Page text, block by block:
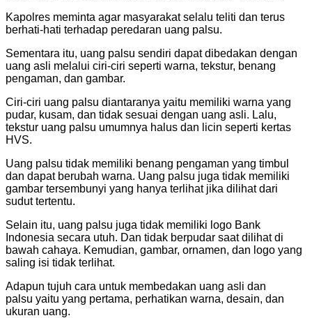
Kapolres meminta agar masyarakat selalu teliti dan terus
berhati-hati terhadap peredaran uang palsu.
Sementara itu, uang palsu sendiri dapat dibedakan dengan
uang asli melalui ciri-ciri seperti warna, tekstur, benang
pengaman, dan gambar.
Ciri-ciri uang palsu diantaranya yaitu memiliki warna yang
pudar, kusam, dan tidak sesuai dengan uang asli. Lalu,
tekstur uang palsu umumnya halus dan licin seperti kertas
HVS.
Uang palsu tidak memiliki benang pengaman yang timbul
dan dapat berubah warna. Uang palsu juga tidak memiliki
gambar tersembunyi yang hanya terlihat jika dilihat dari
sudut tertentu.
Selain itu, uang palsu juga tidak memiliki logo Bank
Indonesia secara utuh. Dan tidak berpudar saat dilihat di
bawah cahaya. Kemudian, gambar, ornamen, dan logo yang
saling isi tidak terlihat.
Adapun tujuh cara untuk membedakan uang asli dan
palsu yaitu yang pertama, perhatikan warna, desain, dan
ukuran uang.